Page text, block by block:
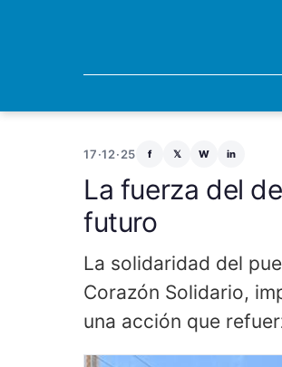
17·12·25 f 𝕏 W in
La fuerza del
futuro
La solidaridad del
Corazón Solidario,
una acción que